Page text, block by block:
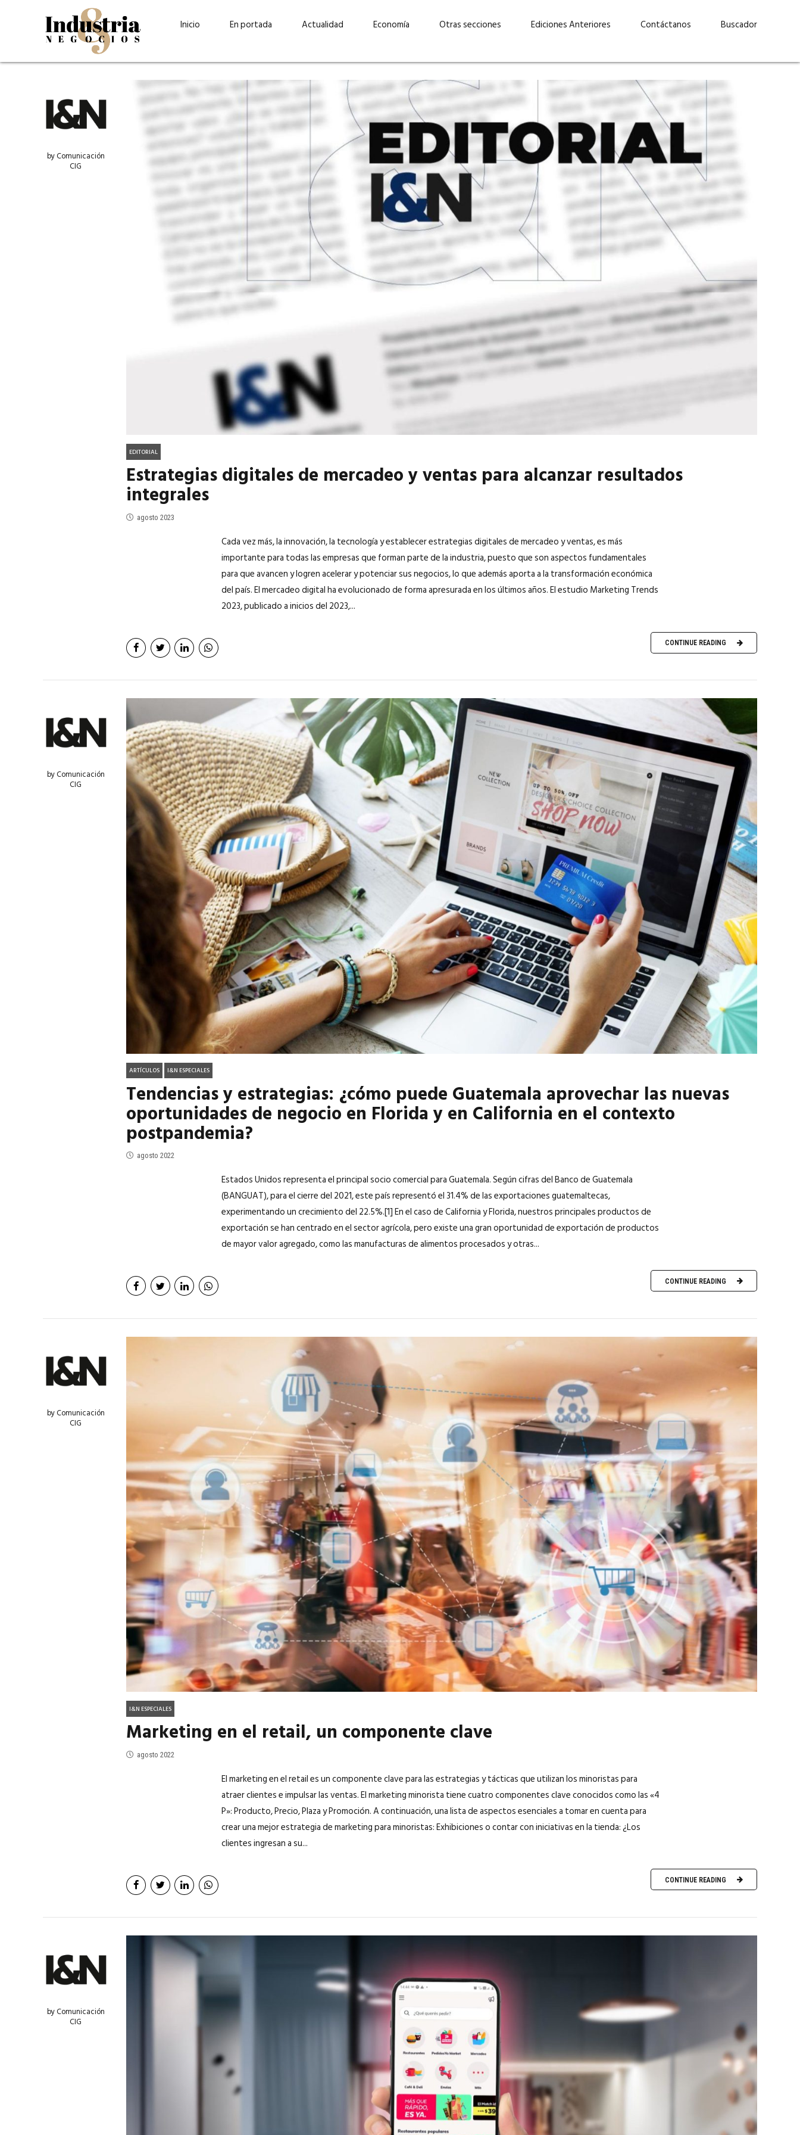
Inicio En portada
“La sostenibilidad está en
el centro de Cervecería
Ambev Guatemala» –
Ricardo Urteaga
EN PORTADA
“Invertir con propósito:
cómo CBC impulsa su
crecimiento industrial a
través de la innovación y la
sostenibilidad”
EN PORTADA
Elizabeth Suárez: “Las
mujeres podemos liderar y
abrirnos paso por nuestros
propios méritos”
EN PORTADA marzo 2026
Lucas Martínez Paz: “En
tecnología, hay que invertir
con inteligencia, no por
moda”
febrero 2026
Actualidad Economía Otras secciones Ediciones Anteriores Contáctanos Buscador
by Comunicación
CIG
EDITORIAL
Estrategias digitales de mercadeo y ventas para alcanzar resultados
integrales
agosto 2023
Cada vez más, la innovación, la tecnología y establecer estrategias digitales de mercadeo y ventas, es más
importante para todas las empresas que forman parte de la industria, puesto que son aspectos fundamentales
para que avancen y logren acelerar y potenciar sus negocios, lo que además aporta a la transformación económica
del país. El mercadeo digital ha evolucionado de forma apresurada en los últimos años. El estudio Marketing Trends
2023, publicado a inicios del 2023,...
CONTINUE READING
by Comunicación
CIG
ARTÍCULOS I&N ESPECIALES
Tendencias y estrategias: ¿cómo puede Guatemala aprovechar las nuevas
oportunidades de negocio en Florida y en California en el contexto
postpandemia?
agosto 2022
Estados Unidos representa el principal socio comercial para Guatemala. Según cifras del Banco de Guatemala
(BANGUAT), para el cierre del 2021, este país representó el 31.4% de las exportaciones guatemaltecas,
experimentando un crecimiento del 22.5%.[1] En el caso de California y Florida, nuestros principales productos de
exportación se han centrado en el sector agrícola, pero existe una gran oportunidad de exportación de productos
de mayor valor agregado, como las manufacturas de alimentos procesados y otras...
CONTINUE READING
by Comunicación
CIG
I&N ESPECIALES
Marketing en el retail, un componente clave
agosto 2022
El marketing en el retail es un componente clave para las estrategias y tácticas que utilizan los minoristas para
atraer clientes e impulsar las ventas. El marketing minorista tiene cuatro componentes clave conocidos como las «4
P»: Producto, Precio, Plaza y Promoción. A continuación, una lista de aspectos esenciales a tomar en cuenta para
crear una mejor estrategia de marketing para minoristas: Exhibiciones o contar con iniciativas en la tienda: ¿Los
clientes ingresan a su...
CONTINUE READING
by Comunicación
CIG